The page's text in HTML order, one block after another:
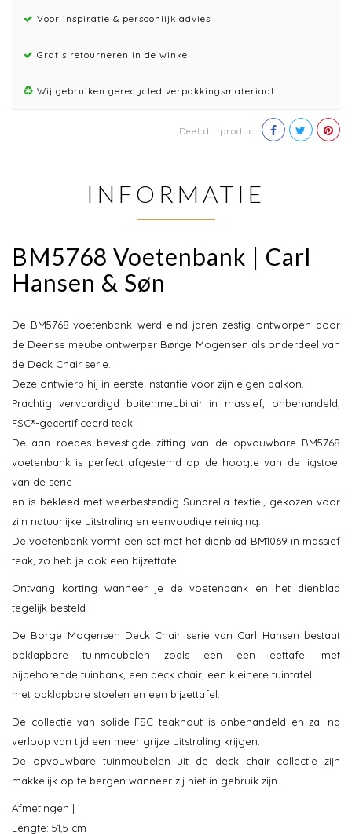
Voor inspiratie & persoonlijk advies
Gratis retourneren in de winkel
Wij gebruiken gerecycled verpakkingsmateriaal
Deel dit product
INFORMATIE
BM5768 Voetenbank | Carl
Hansen & Søn
De BM5768-voetenbank werd eind jaren zestig ontworpen door
de Deense meubelontwerper Børge Mogensen als onderdeel van
de Deck Chair serie.
Deze ontwierp hij in eerste instantie voor zijn eigen balkon.
Prachtig vervaardigd buitenmeubilair in massief, onbehandeld,
FSC®-gecertificeerd teak.
De aan roedes bevestigde zitting van de opvouwbare BM5768
voetenbank is perfect afgestemd op de hoogte van de ligstoel
van de serie
en is bekleed met weerbestendig Sunbrella textiel, gekozen voor
zijn natuurlijke uitstraling en eenvoudige reiniging.
De voetenbank vormt een set met het dienblad BM1069 in massief
teak, zo heb je ook een bijzettafel.
Ontvang korting wanneer je de voetenbank en het dienblad
tegelijk besteld !
De Borge Mogensen Deck Chair serie van Carl Hansen bestaat
opklapbare tuinmeubelen zoals een een eettafel met
bijbehorende tuinbank, een deck chair, een kleinere tuintafel
met opklapbare stoelen en een bijzettafel.
De collectie van solide FSC teakhout is onbehandeld en zal na
verloop van tijd een meer grijze uitstraling krijgen.
De opvouwbare tuinmeubelen uit de deck chair collectie zijn
makkelijk op te bergen wanneer zij niet in gebruik zijn.
Afmetingen |
Lengte: 51,5 cm